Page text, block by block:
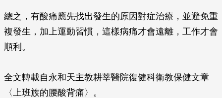
總之，有酸痛應先找出發生的原因對症治療，並避免重
複發生，加上運動習慣，這樣病痛才會遠離，工作才會
順利。
全文轉載自永和天主教耕莘醫院復健科衛教保健文章
〈上班族的腰酸背痛〉。